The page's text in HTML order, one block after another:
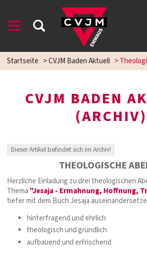
Startseite >CVJM Baden Aktuell >
CVJM BADEN
(ARCHIV)
Dieser Artikel befindet sich im Archiv!
THEOLOGISCHE
Herzliche Einladung zu drei theologischen
Thema "Jesaja - Ermahnung, Hoffnung,
tiefer mit dem Buch Jesaja
hinterfragend und ehrlich
theologisch und gründlich
aufbauend und erfrischend